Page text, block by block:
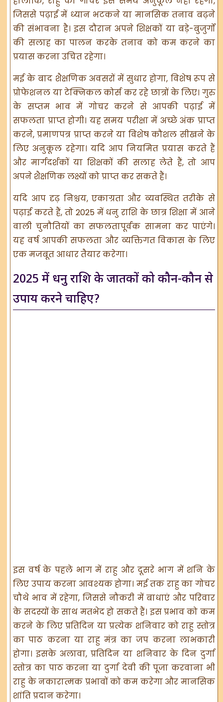
जिससे पढ़ाई में ध्यान भटकने या मानसिक तनाव बढ़ने
की संभावना है। इस दौरान अपने शिक्षकों या बड़े-बुजुर्गों
की सलाह का पालन करके तनाव को कम करने का
प्रयास करना उचित रहेगा।
मई के बाद शैक्षणिक अवसरों में सुधार होगा, विशेष रूप से
प्रोफेशनल या टेक्निकल कोर्स कर रहे छात्रों के लिए। गुरु
के सप्तम भाव में गोचर करने से आपकी पढ़ाई में
सफलता प्राप्त होगी। यह समय परीक्षा में अच्छे अंक प्राप्त
करने, प्रमाणपत्र प्राप्त करने या विशेष कौशल सीखने के
लिए अनुकूल रहेगा। यदि आप नियमित प्रयास करते हैं
और मार्गदर्शकों या शिक्षकों की सलाह लेते हैं, तो आप
अपने शैक्षणिक लक्ष्यों को प्राप्त कर सकते हैं।
यदि आप दृढ़ निश्चय, एकाग्रता और व्यवस्थित तरीके से
पढ़ाई करते हैं, तो 2025 में धनु राशि के छात्र शिक्षा में आने
वाली चुनौतियों का सफलतापूर्वक सामना कर पाएंगे।
यह वर्ष आपकी सफलता और व्यक्तिगत विकास के लिए
एक मजबूत आधार तैयार करेगा।
2025 में धनु राशि के जातकों को कौन-कौन से
उपाय करने चाहिए?
इस वर्ष के पहले भाग में राहु और दूसरे भाग में शनि के
लिए उपाय करना आवश्यक होगा। मई तक राहु का गोचर
चौथे भाव में रहेगा, जिससे नौकरी में बाधाएं और परिवार
के सदस्यों के साथ मतभेद हो सकते हैं। इस प्रभाव को कम
करने के लिए प्रतिदिन या प्रत्येक शनिवार को राहु स्तोत्र
का पाठ करना या राहु मंत्र का जप करना लाभकारी
होगा। इसके अलावा, प्रतिदिन या शनिवार के दिन दुर्गा
स्तोत्र का पाठ करना या दुर्गा देवी की पूजा करवाना भी
राहु के नकारात्मक प्रभावों को कम करेगा और मानसिक
शांति प्रदान करेगा।